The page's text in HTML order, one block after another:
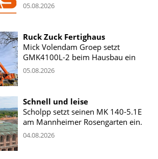
05.08.2026
Ruck Zuck Fertighaus
Mick Volendam Groep setzt
GMK4100L-2 beim Hausbau ein
05.08.2026
Schnell und leise
Scholpp setzt seinen MK 140-5.1E
am Mannheimer Rosengarten ein.
04.08.2026